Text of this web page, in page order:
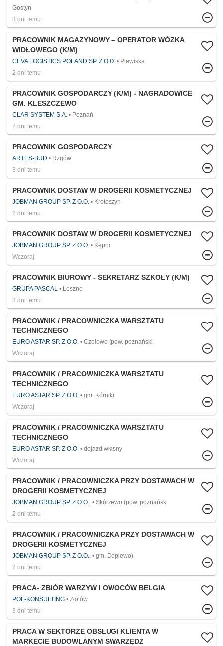
Gostyn
3 dni temu
PRACOWNIK MAGAZYNOWY – OPERATOR WÓZKA
WIDŁOWEGO (K/M)
CEVA LOGISTICS POLAND SP. Z O.O.
Plewiska
2 dni temu
PRACOWNIK GOSPODARCZY (K/M) - NAGRADOWICE
GM. KLESZCZEWO
CLAR SYSTEM S.A.
Poznań
2 dni temu
PRACOWNIK GOSPODARCZY
ARTES-BUD
Rzgów
3 dni temu
PRACOWNIK DOSTAW W DROGERII KOSMETYCZNEJ
JOBMAN GROUP SP. Z O.O.
Krotoszyn
2 dni temu
PRACOWNIK DOSTAW W DROGERII KOSMETYCZNEJ
JOBMAN GROUP SP. Z O.O.
Kępno
Wczoraj
PRACOWNIK BIUROWY - SEKRETARZ SZKOŁY (K/M)
GRUPA PASCAL
Leszno
3 dni temu
PRACOWNIK / PRACOWNICZKA WARSZTATU
TECHNICZNEGO
EURO ASTAR SP. Z O.O.
Czołowo (pow. poznański
Wczoraj
PRACOWNIK / PRACOWNICZKA WARSZTATU
TECHNICZNEGO
EURO ASTAR SP. Z O.O.
gm. Kórnik)
Wczoraj
PRACOWNIK / PRACOWNICZKA WARSZTATU
TECHNICZNEGO
EURO ASTAR SP. Z O.O.
dojazd własny
Wczoraj
PRACOWNIK / PRACOWNICZKA PRZY DOSTAWACH W
DROGERII KOSMETYCZNEJ
JOBMAN GROUP SP. Z O.O..
Skórzewo (pow. poznański
2 dni temu
PRACOWNIK / PRACOWNICZKA PRZY DOSTAWACH W
DROGERII KOSMETYCZNEJ
JOBMAN GROUP SP. Z O.O..
gm. Dopiewo)
2 dni temu
PRACA- ZBIÓR WARZYW I OWOCÓW BELGIA
POL-KONSULTING
Złotów
3 dni temu
PRACA W SEKTORZE OBSŁUGI KLIENTA W
MARKECIE BUDOWLANYM SWARZĘDZ